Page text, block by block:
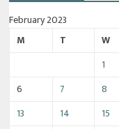
February 2023
M
T W
1
6
7 8
13
14 15